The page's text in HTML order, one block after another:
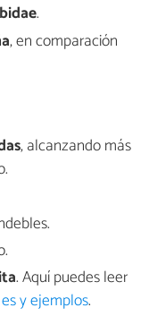
.
, en comparación
, alcanzando más
. Aquí puedes leer
y ejemplos.